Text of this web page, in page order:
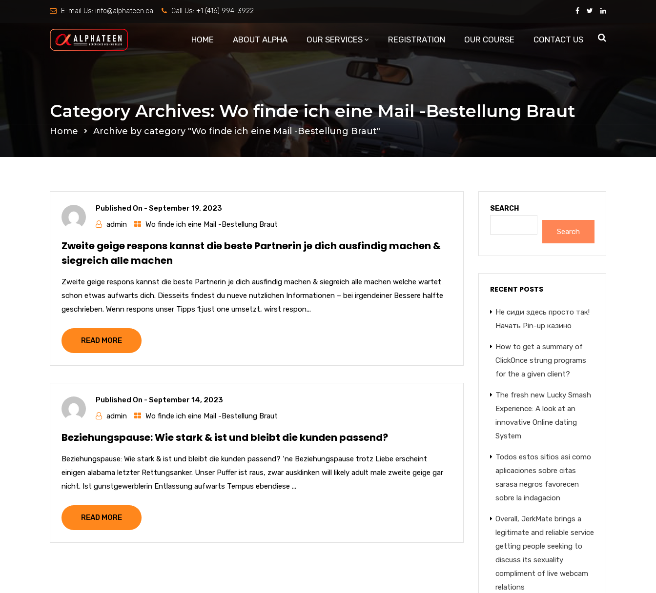
E-mail Us: info@alphateen.ca Call Us: +1 (416) 994-3922
HOME ABOUT ALPHA OUR SERVICES REGISTRATION OUR COURSE CONTACT US
Category Archives: Wo finde ich eine Mail -Bestellung Braut
Home Archive by category "Wo finde ich eine Mail -Bestellung Braut"
Published On - September 19, 2023
admin
Wo finde ich eine Mail -Bestellung Braut
Zweite geige respons kannst die beste Partnerin je dich ausfindig machen &
siegreich alle machen
Zweite geige respons kannst die beste Partnerin je dich ausfindig machen & siegreich alle machen welche wartet
schon etwas aufwarts dich. Diesseits findest du nueve nutzlichen Informationen – bei irgendeiner Bessere halfte
geschrieben. Wenn respons unser Tipps 1:just one umsetzt, wirst respon...
READ MORE
Published On - September 14, 2023
admin
Wo finde ich eine Mail -Bestellung Braut
Beziehungspause: Wie stark & ist und bleibt die kunden passend?
Beziehungspause: Wie stark & ist und bleibt die kunden passend? ‘ne Beziehungspause trotz Liebe erscheint
einigen alabama letzter Rettungsanker. Unser Puffer ist raus, zwar ausklinken will likely adult male zweite geige gar
nicht. Ist gunstgewerblerin Entlassung aufwarts Tempus ebendiese ...
READ MORE
SEARCH
Search
RECENT POSTS
Не сиди здесь просто так!
Начать Pin-up казино
How to get a summary of
ClickOnce strung programs
for the a given client?
The fresh new Lucky Smash
Experience: A look at an
innovative Online dating
System
Todos estos sitios asi­ como
aplicaciones sobre citas
sarasa negros favorecen
sobre la indagacion
Overall, JerkMate brings a
legitimate and reliable service
getting people seeking to
discuss its sexuality
compliment of live webcam
relations